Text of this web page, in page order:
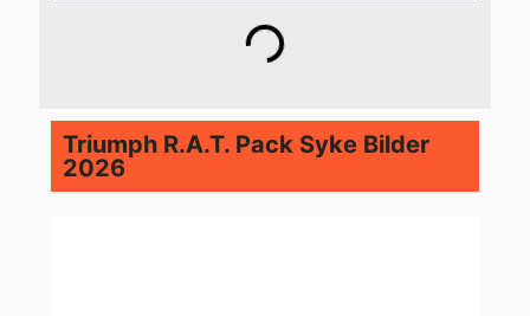
Triumph R.A.T. Pack Syke Bilder
2026